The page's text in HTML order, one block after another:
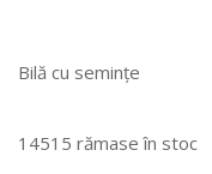
Bilă cu semințe
14515 rămase în stoc